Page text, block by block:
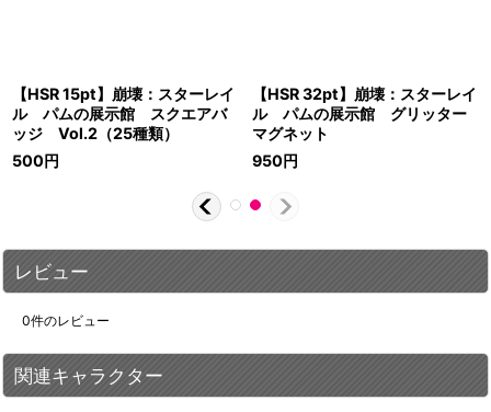
【HSR 15pt】崩壊：スターレイ
ル パムの展示館 スクエアバ
ッジ Vol.2（25種類）
500円
【HSR 32pt】崩壊：スターレイ
ル パムの展示館 グリッター
マグネット
950円
レビュー
0件のレビュー
関連キャラクター